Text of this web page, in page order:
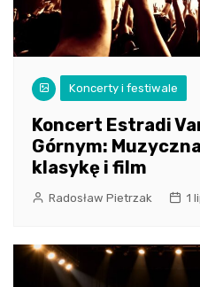
Koncerty i festiwale
Koncert Estradi
Górnym:
klasykę i film
Radosław Pietrzak 1